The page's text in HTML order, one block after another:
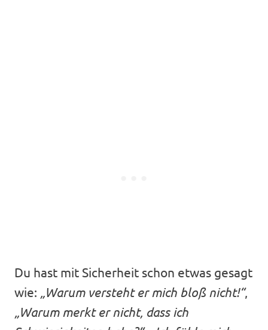
Du hast mit Sicherheit schon etwas gesagt
wie: „Warum versteht er mich bloß nicht!“,
„Warum merkt er nicht, dass ich